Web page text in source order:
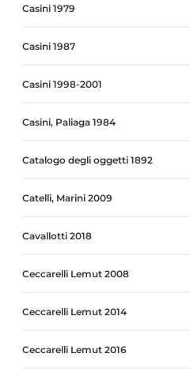
Casini 1979
Casini 1987
Casini 1998-2001
Casini, Paliaga 1984
Catalogo degli oggetti 1892
Catelli, Marini 2009
Cavallotti 2018
Ceccarelli Lemut 2008
Ceccarelli Lemut 2014
Ceccarelli Lemut 2016